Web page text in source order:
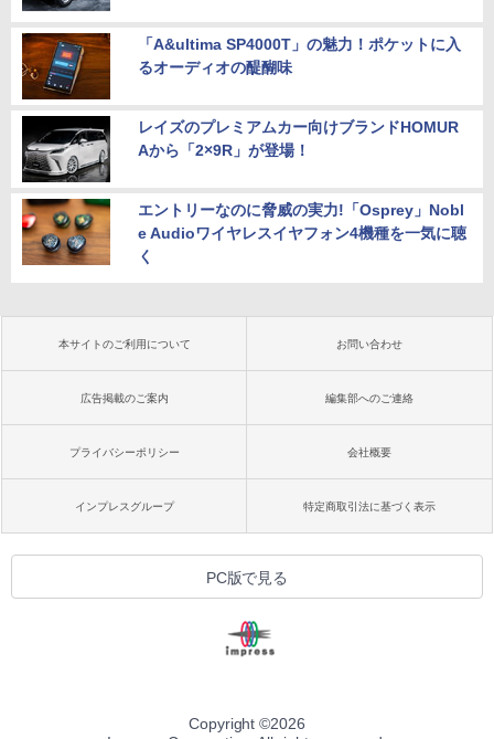
「A&ultima SP4000T」の魅力！ポケットに入
るオーディオの醍醐味
レイズのプレミアムカー向けブランドHOMUR
Aから「2×9R」が登場！
エントリーなのに脅威の実力!「Osprey」Nobl
e Audioワイヤレスイヤフォン4機種を一気に聴
く
本サイトのご利用について お問い合わせ
広告掲載のご案内 編集部へのご連絡
プライバシーポリシー 会社概要
インプレスグループ 特定商取引法に基づく表示
PC版で見る
Copyright ©2026